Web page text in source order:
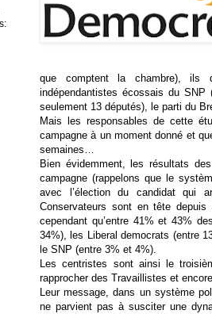
que comptent la chambre), ils
indépendantistes écossais du
seulement 13 députés), le parti du
Mais les responsables de cette
campagne à un moment donné et
semaines…
Bien évidemment, les résultats
campagne (rappelons que le
avec l’élection du candidat qui
Conservateurs sont en tête
cependant qu’entre 41% et 43%
34%), les Liberal democrats (entre
le SNP (entre 3% et 4%).
Les centristes sont ainsi le
rapprocher des Travaillistes et
Leur message, dans un système
ne parvient pas à susciter une